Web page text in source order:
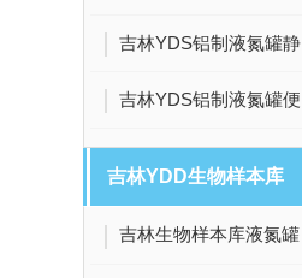
吉林YDS铝制液氮罐静态大容量储存系列
吉林YDS铝制液氮罐便捷式小容量系列
吉林YDD生物样本库
吉林生物样本库液氮罐